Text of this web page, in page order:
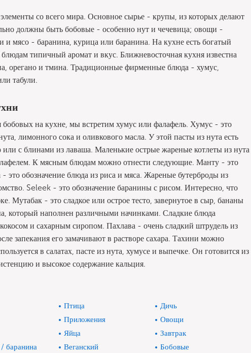
со всего мира. Основное сырье - крупы, из которых делают
должны быть бобовые - особенно нут и чечевица; овощи -
мясо - баранина, курица или баранина. На кухне есть богатый
типичный аромат и вкус. Ближневосточная кухня известна
орегано и тмина. Традиционные фирменные блюда - хумус,
табули.
бобовых на кухне, мы встретим хумус или фалафель. Хумус - это
лимонного сока и оливкового масла. У этой пасты из нута есть
с блинами из лаваша. Маленькие острые жареные котлеты из нута
К мясным блюдам можно отнести следующие. Манту - это
обозначение блюда из риса и мяса. Жареные бутерброды из
Seleek - это обозначение баранины с рисом. Интересно, что
Мутабак - это сладкое или острое тесто, завернутое в сыр, бананы
который наполнен различными начинками. Сладкие блюда
и сахарным сиропом. Пахлава - очень сладкий штрудель из
запекания его замачивают в растворе сахара. Тахини можно
в салатах, пасте из нута, хумусе и выпечке. Он готовится из
и высокое содержание кальция.
Птица
Дичь
Приложения
Овощи
Яйца
Завтрак
баранина Веганский
Бобовые